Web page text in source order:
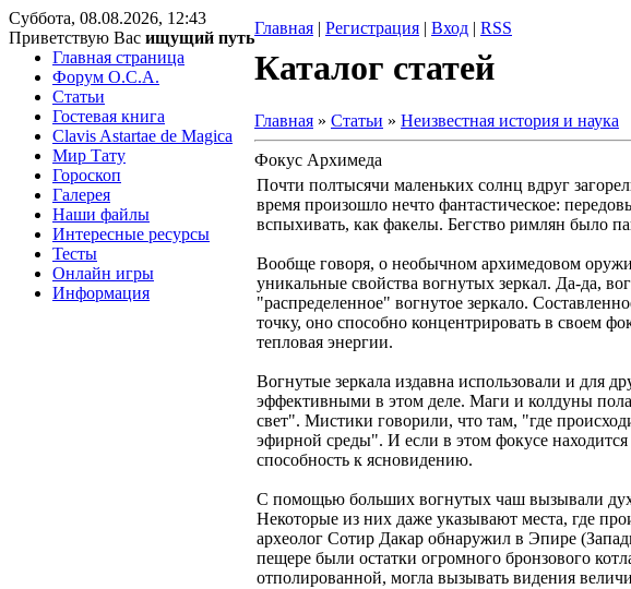
Суббота, 08.08.2026, 12:43
Приветствую Вас ищущий путь
Главная | Регистрация | Вход | RSS
Главная страница
Форум O.C.A.
Статьи
Гостевая книга
Clavis Astartae de Magica
Мир Тату
Гороскоп
Галерея
Наши файлы
Интересные ресурсы
Тесты
Онлайн игры
Информация
Каталог статей
Главная » Статьи » Неизвестная история и наука
Фокус Архимеда
Почти полтысячи маленьких солнц вдруг
время произошло нечто фантастическое:
вспыхивать, как факелы. Бегство римлян было
Вообще говоря, о необычном архимедовом
уникальные свойства вогнутых зеркал. Да-да,
"распределенное" вогнутое зеркало.
точку, оно способно концентрировать в своем
тепловая энергии.
Вогнутые зеркала издавна использовали и для
эффективными в этом деле. Маги и колдуны
свет". Мистики говорили, что там, "где
эфирной среды". И если в этом фокусе находится
способность к ясновидению.
С помощью больших вогнутых чаш вызывали
Некоторые из них даже указывают места, где
археолог Сотир Дакар обнаружил в Эпире
пещере были остатки огромного бронзового
отполированной, могла вызывать видения